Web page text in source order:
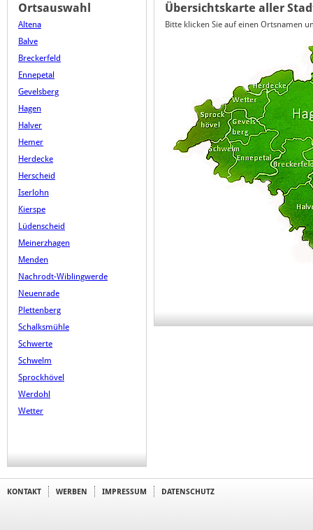
Ortsauswahl
Altena
Balve
Breckerfeld
Ennepetal
Gevelsberg
Hagen
Halver
Hemer
Herdecke
Herscheid
Iserlohn
Kierspe
Lüdenscheid
Meinerzhagen
Menden
Nachrodt-Wiblingwerde
Neuenrade
Plettenberg
Schalksmühle
Schwerte
Schwelm
Sprockhövel
Werdohl
Wetter
Übersichtskarte aller
Bitte klicken Sie auf einen Ortsnamen
KONTAKT WERBEN IMPRESSUM DATENSCHUTZ